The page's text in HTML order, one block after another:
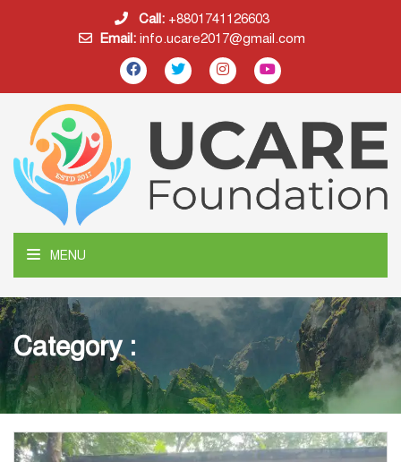
Call: +8801741126603
Email: info.ucare2017@gmail.com
MENU
Category :